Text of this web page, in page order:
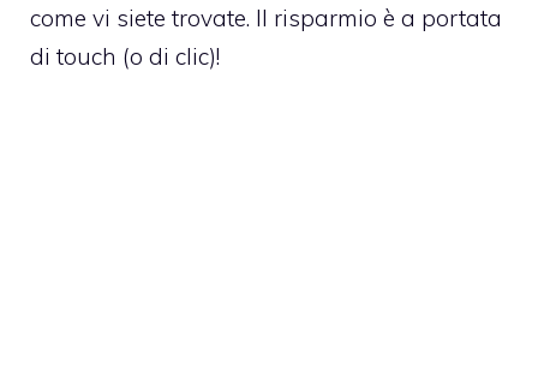
come vi siete trovate. Il risparmio è a portata
di touch (o di clic)!